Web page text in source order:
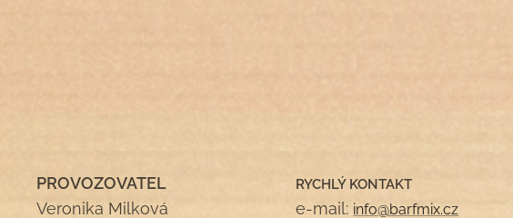
PROVOZOVATEL
Veronika Milková
RYCHLÝ KONTAKT
e-mail: info@barfmix.cz